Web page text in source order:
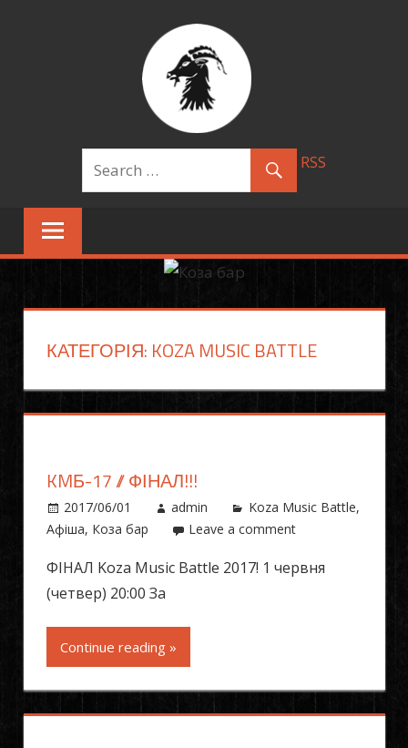
RSS
КАТЕГОРІЯ: KOZA MUSIC BATTLE
KMБ-17 // ФІНАЛ!!!
2017/06/01 admin Koza Music Battle,
Афіша, Коза бар Leave a comment
ФІНАЛ Koza Music Battle 2017! 1 червня
(четвер) 20:00 За
Continue reading »